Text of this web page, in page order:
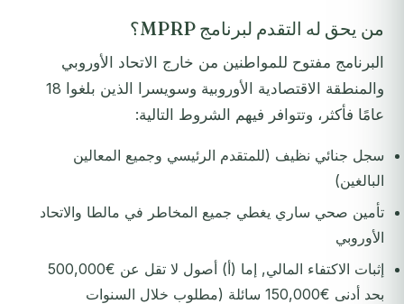
من يحق له التقدم لبرنامج MPRP؟
البرنامج مفتوح للمواطنين من خارج الاتحاد الأوروبي
والمنطقة الاقتصادية الأوروبية وسويسرا الذين بلغوا 18
عامًا فأكثر، وتتوافر فيهم الشروط التالية:
سجل جنائي نظيف (للمتقدم الرئيسي وجميع المعالين
البالغين)
تأمين صحي ساري يغطي جميع المخاطر في مالطا والاتحاد
الأوروبي
إثبات الاكتفاء المالي, إما (أ) أصول لا تقل عن €500,000
بحد أدنى €150,000 سائلة (مطلوب خلال السنوات